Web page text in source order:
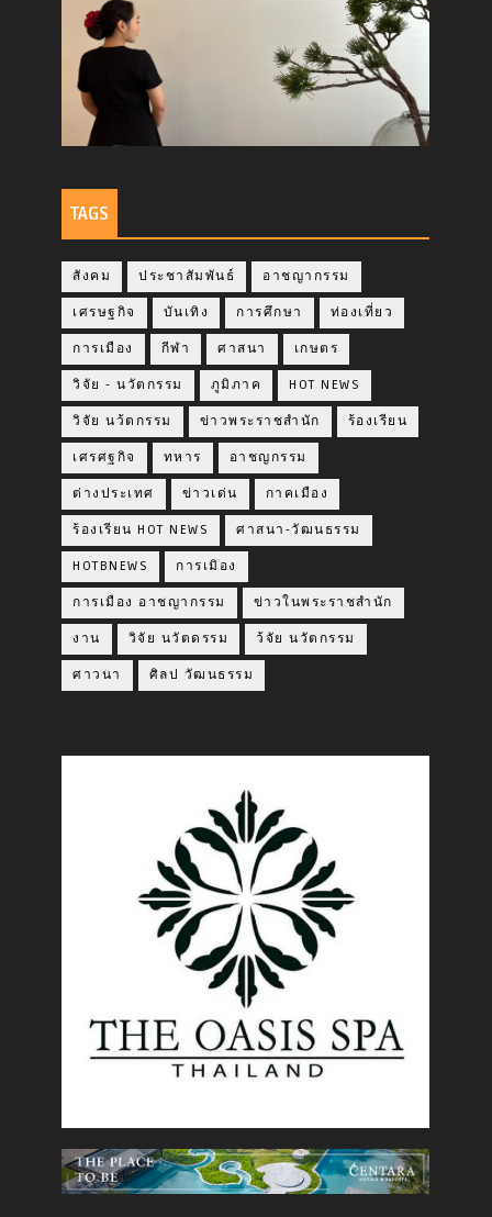
TAGS
สังคม ประชาสัมพันธ์ อาชญากรรม
เศรษฐกิจ บันเทิง การศึกษา ท่องเที่ยว
การเมือง กีฬา ศาสนา เกษตร
วิจัย - นวัตกรรม ภูมิภาค HOT NEWS
วิจัย นว้ตกรรม ข่าวพระราชสำนัก ร้องเรียน
เศรศฐกิจ ทหาร อาชญกรรม
ต่างประเทศ ข่าวเด่น กาคเมือง
ร้องเรียน HOT NEWS ศาสนา-วัฒนธรรม
HOTBNEWS การเมิอง
การเมือง อาชญากรรม ข่าวในพระราชสำนัก
งาน วิจัย นวัตดรรม ว้จัย นวัตกรรม
ศาวนา ศิลป วัฒนธรรม